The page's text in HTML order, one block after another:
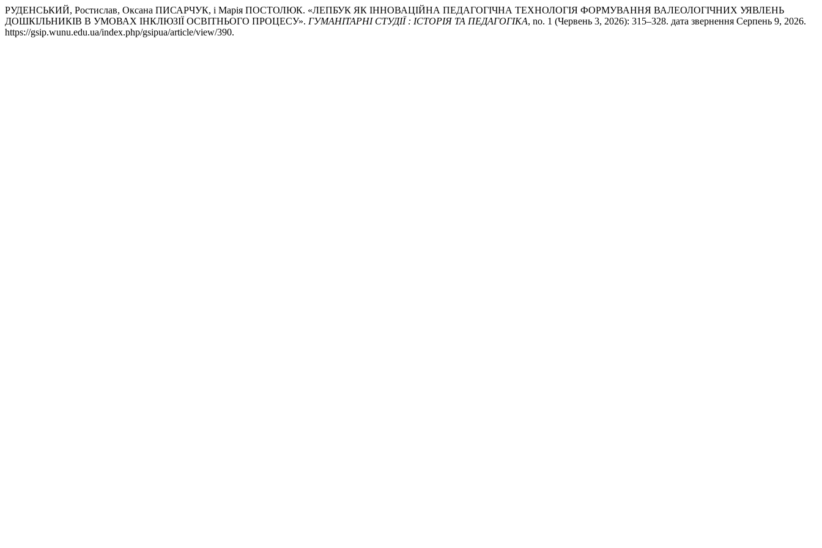
РУДЕНСЬКИЙ, Ростислав, Оксана ПИСАРЧУК, і Марія ПОСТОЛЮК. «ЛЕПБУК ЯК ІННОВАЦІЙНА ПЕДАГОГІЧНА ТЕХНОЛОГІЯ ФОРМУВАННЯ ВАЛЕОЛОГІЧНИХ УЯВЛЕНЬ
ДОШКІЛЬНИКІВ В УМОВАХ ІНКЛЮЗІЇ ОСВІТНЬОГО ПРОЦЕСУ». ГУМАНІТАРНІ СТУДІЇ : ІСТОРІЯ ТА ПЕДАГОГІКА, no. 1 (Червень 3, 2026): 315–328. дата звернення Серпень 9, 2026.
https://gsip.wunu.edu.ua/index.php/gsipua/article/view/390.